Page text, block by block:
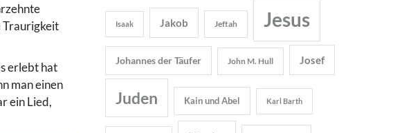
Traurigkeit
erlebt hat
man einen
ein Lied,
Isaak Jakob Jeftah Jesus
Johannes der Täufer John M. Hull Josef
Juden Kain und Abel Karl Barth